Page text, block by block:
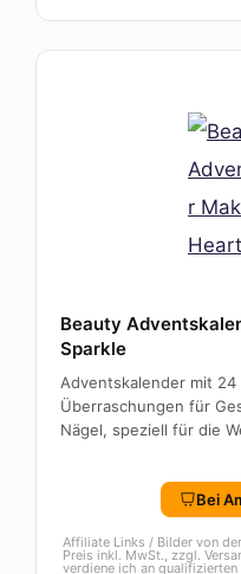
Beauty
Sparkle
Adventskalender mit
Überraschungen für
Nägel, speziell für die
Bei
Affiliate Links / Bilder von
Preis inkl. MwSt., zzgl.
verdiene ich an qualifizierten